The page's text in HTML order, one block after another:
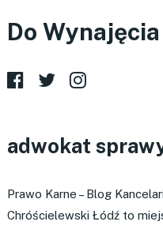
Do
adwokat
Prawo Karne – Blog
Chróścielewski Łódź to